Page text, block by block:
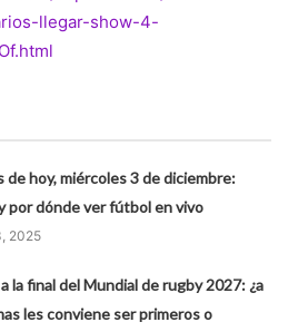
llegar-show-4-
de hoy, miércoles 3 de diciembre:
por dónde ver fútbol en vivo
2025
la final del Mundial de rugby 2027: ¿a
les conviene ser primeros o